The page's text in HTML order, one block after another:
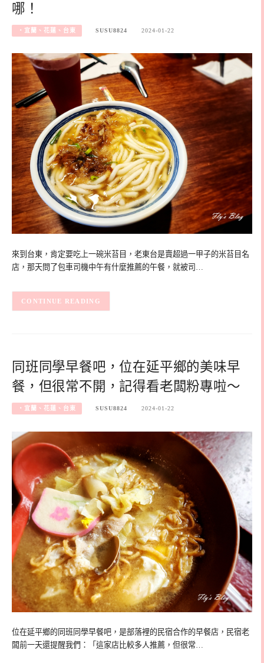
哪！
‧宜蘭、花蓮、台東 SUSU8824 2024-01-22
來到台東，肯定要吃上一碗米苔目，老東台是賣超過一甲子的米苔目名
店，那天問了包車司機中午有什麼推薦的午餐，就被司…
CONTINUE READING
同班同學早餐吧，位在延平鄉的美味早
餐，但很常不開，記得看老闆粉專啦～
‧宜蘭、花蓮、台東 SUSU8824 2024-01-22
位在延平鄉的同班同學早餐吧，是部落裡的民宿合作的早餐店，民宿老
闆前一天還提醒我們：「這家店比較多人推薦，但很常…